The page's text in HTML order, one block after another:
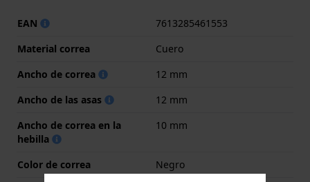
EAN
7613285461553
Material correa
Cuero
Ancho de correa
12 mm
Ancho de las asas
12 mm
Ancho de correa en la
hebilla
10 mm
Color de correa
Negro